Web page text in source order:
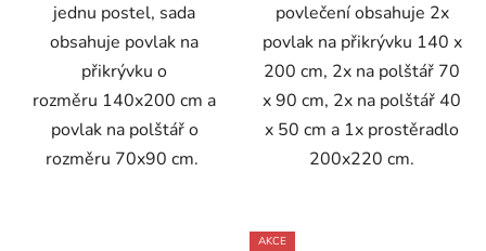
jednu postel, sada
obsahuje povlak na
přikrývku o
rozměru 140x200 cm a
povlak na polštář o
rozměru 70x90 cm.
povlečení obsahuje 2x
povlak na přikrývku 140 x
200 cm, 2x na polštář 70
x 90 cm, 2x na polštář 40
x 50 cm a 1x prostěradlo
200x220 cm.
AKCE